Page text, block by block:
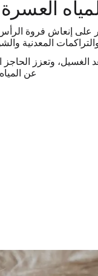
العسرة
إنعاش فروة الرأس
المعدنية
وتعزز الحاجز
عن